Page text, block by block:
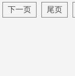
下一页
尾页